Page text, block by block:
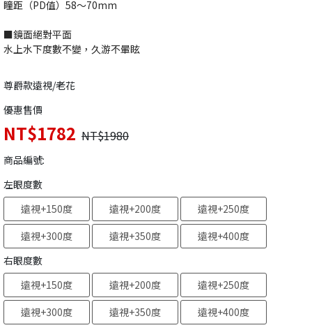
瞳距（PD值）58～70mm
■鏡面絕對平面
水上水下度數不變，久游不暈眩
尊爵款遠視/老花
優惠售價
NT$1782 NT$1980
商品編號:
左眼度數
遠視+150度
遠視+200度
遠視+250度
遠視+300度
遠視+350度
遠視+400度
右眼度數
遠視+150度
遠視+200度
遠視+250度
遠視+300度
遠視+350度 遠視+400度